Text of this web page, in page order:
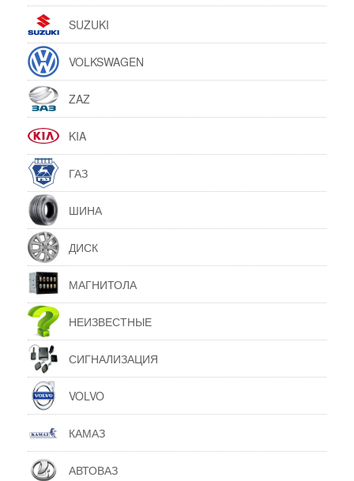
SUZUKI
VOLKSWAGEN
ZAZ
KIA
ГАЗ
ШИНА
ДИСК
МАГНИТОЛА
НЕИЗВЕСТНЫЕ
СИГНАЛИЗАЦИЯ
VOLVO
КАМАЗ
АВТОВАЗ